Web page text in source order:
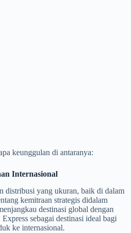
keunggulan di antaranya:
Internasional
distribusi yang ukuran, baik di dalam
kemitraan strategis didalam
destinasi global dengan
sebagai destinasi ideal bagi
ke internasional.